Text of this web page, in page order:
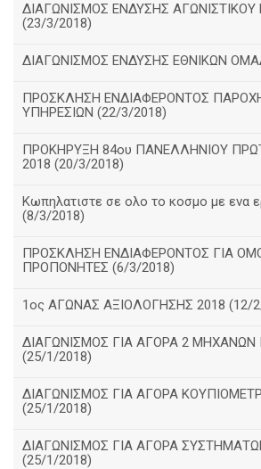
ΔΙΑΓΩΝΙΣΜΟΣ ΕΝΔΥΣΗΣ
(23/3/2018)
ΔΙΑΓΩΝΙΣΜΟΣ ΕΝΔΥΣΗΣ ΕΘΝΙΚΩΝ
ΠΡΟΣΚΛΗΣΗ ΕΝΔΙΑΦΕΡΟΝΤΟΣ
ΥΠΗΡΕΣΙΩΝ (22/3/2018)
ΠΡΟΚΗΡΥΞΗ 84ου ΠΑΝΕΛΛΗΝΙΟΥ
2018 (20/3/2018)
Κωπηλατιστε σε ολο το κοσμο με ενα
(8/3/2018)
ΠΡΟΣΚΛΗΣΗ ΕΝΔΙΑΦΕΡΟΝΤΟΣ ΓΙΑ
ΠΡΟΠΟΝΗΤΕΣ (6/3/2018)
1ος ΑΓΩΝΑΣ ΑΞΙΟΛΟΓΗΣΗΣ 2018 (12/
ΔΙΑΓΩΝΙΣΜΟΣ ΓΙΑ ΑΓΟΡΑ 2 ΜΗΧΑΝΩΝ
(25/1/2018)
ΔΙΑΓΩΝΙΣΜΟΣ ΓΙΑ ΑΓΟΡΑ
(25/1/2018)
ΔΙΑΓΩΝΙΣΜΟΣ ΓΙΑ ΑΓΟΡΑ
(25/1/2018)